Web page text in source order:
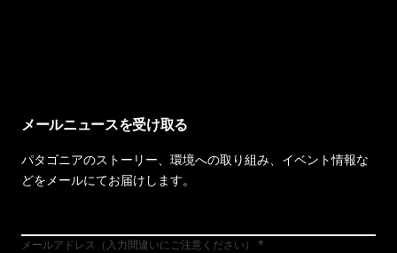
メールニュースを受け取る
パタゴニアのストーリー、環境への取り組み、イベント情報な
どをメールにてお届けします。
メールアドレス（入力間違いにご注意ください）